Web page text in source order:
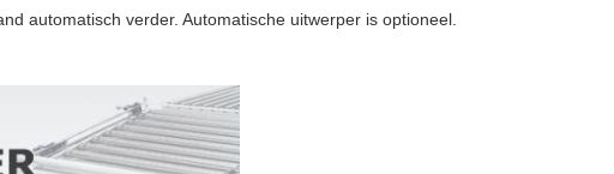
automatisch verder. Automatische uitwerper is optioneel.